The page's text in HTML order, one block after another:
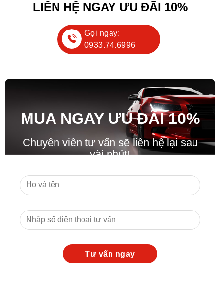
LIÊN HỆ NGAY ƯU ĐÃI 10%
Gọi ngay:
0933.74.6996
MUA NGAY ƯU ĐÃI10%
Chuyên viên tư vấn sẽ liên hệ lại sau
vài phút!